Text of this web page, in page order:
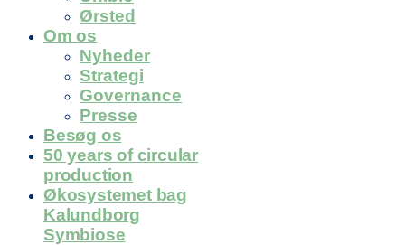
Ørsted
Om os
Nyheder
Strategi
Governance
Presse
Besøg os
50 years of circular
production
Økosystemet bag
Kalundborg
Symbiose